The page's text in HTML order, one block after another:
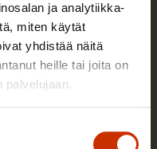
ja analytiikka-
miten käytät
yhdistää näitä
heille tai joita on
palvelujaan.